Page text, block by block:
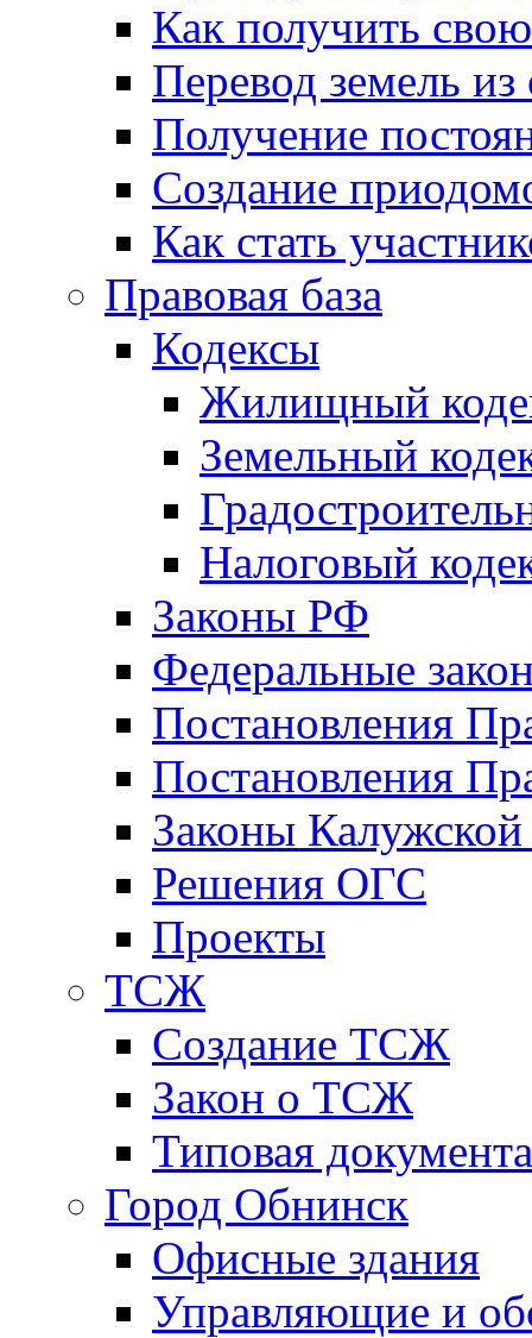
Как получить
Перевод земель
Получение
Создание
Как стать
Правовая база
Кодексы
Жилищный
Земельный
Налоговый
Законы РФ
Федеральные
Постановления
Постановления
Законы Калужской
Решения ОГС
Проекты
ТСЖ
Создание ТСЖ
Закон о ТСЖ
Типовая
Город Обнинск
Офисные здания
Управляющие и